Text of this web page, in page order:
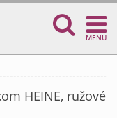
MENU
HEINE, ružové